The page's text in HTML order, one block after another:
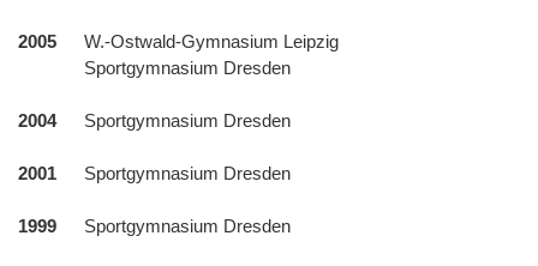
2005
W.-Ostwald-Gymnasium Leipzig
Sportgymnasium Dresden
2004 Sportgymnasium Dresden
2001 Sportgymnasium Dresden
1999 Sportgymnasium Dresden